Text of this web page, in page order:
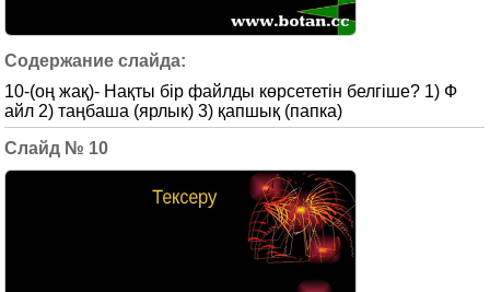
10-(оң жақ)- Нақты бір файлды көрсететін белгіше? 1) Ф
айл 2) таңбаша (ярлык) 3) қапшық (папка)
10